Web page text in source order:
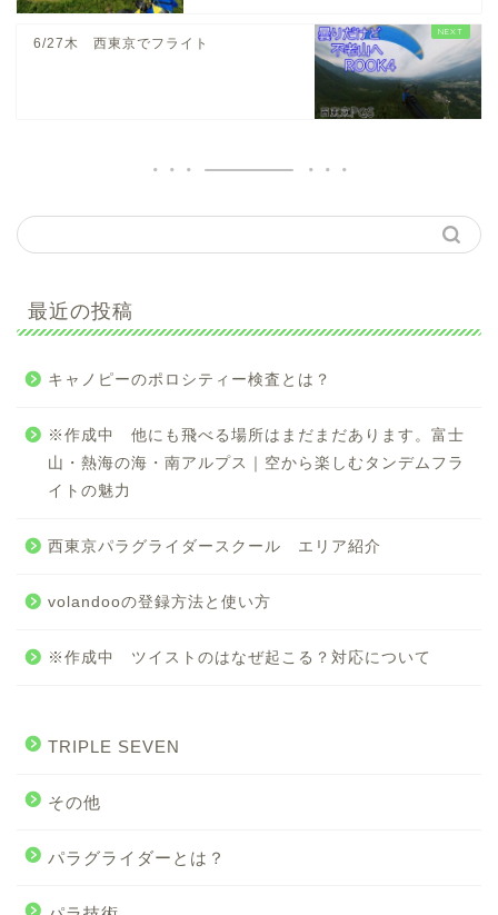
6/27木 西東京でフライト
最近の投稿
キャノピーのポロシティー検査とは？
※作成中 他にも飛べる場所はまだまだあります。富士
山・熱海の海・南アルプス｜空から楽しむタンデムフラ
イトの魅力
西東京パラグライダースクール エリア紹介
volandooの登録方法と使い方
※作成中 ツイストのはなぜ起こる？対応について
TRIPLE SEVEN
その他
パラグライダーとは？